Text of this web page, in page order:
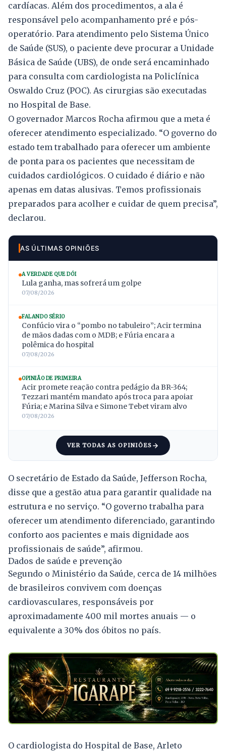
cardíacas. Além dos procedimentos, a ala é
responsável pelo acompanhamento pré e pós-
operatório. Para atendimento pelo Sistema Único
de Saúde (SUS), o paciente deve procurar a Unidade
Básica de Saúde (UBS), de onde será encaminhado
para consulta com cardiologista na Policlínica
Oswaldo Cruz (POC). As cirurgias são executadas
no Hospital de Base.
O governador Marcos Rocha afirmou que a meta é
oferecer atendimento especializado. “O governo do
estado tem trabalhado para oferecer um ambiente
de ponta para os pacientes que necessitam de
cuidados cardiológicos. O cuidado é diário e não
apenas em datas alusivas. Temos profissionais
preparados para acolher e cuidar de quem precisa”,
declarou.
AS ÚLTIMAS OPINIÕES
A VERDADE QUE DÓI
Lula ganha, mas sofrerá um golpe
07/08/2026
FALANDO SÉRIO
Confúcio vira o “pombo no tabuleiro”; Acir termina
de mãos dadas com o MDB; e Fúria encara a
polêmica do hospital
07/08/2026
OPINIÃO DE PRIMEIRA
Acir promete reação contra pedágio da BR-364;
Tezzari mantém mandato após troca para apoiar
Fúria; e Marina Silva e Simone Tebet viram alvo
07/08/2026
VER TODAS AS OPINIÕES
O secretário de Estado da Saúde, Jefferson Rocha,
disse que a gestão atua para garantir qualidade na
estrutura e no serviço. “O governo trabalha para
oferecer um atendimento diferenciado, garantindo
conforto aos pacientes e mais dignidade aos
profissionais de saúde”, afirmou.
Dados de saúde e prevenção
Segundo o Ministério da Saúde, cerca de 14 milhões
de brasileiros convivem com doenças
cardiovasculares, responsáveis por
aproximadamente 400 mil mortes anuais — o
equivalente a 30% dos óbitos no país.
O cardiologista do Hospital de Base, Arleto